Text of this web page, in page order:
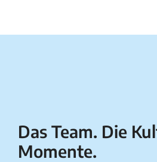
Das Team. Die
Momente.